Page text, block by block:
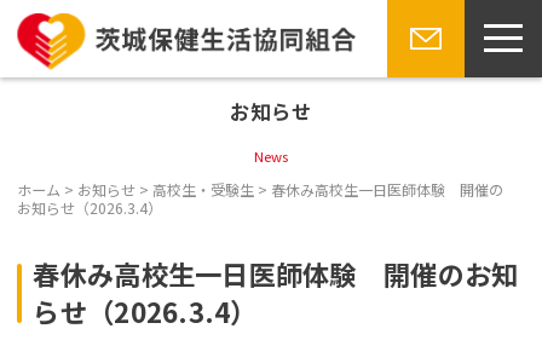
Skip お問い合
お知らせ
News
ホーム > お知らせ > 高校生・受験生 > 春休み高校生一日医師体験 開催の
お知らせ（2026.3.4）
春休み高校生一日医師体験 開催のお知
らせ（2026.3.4）